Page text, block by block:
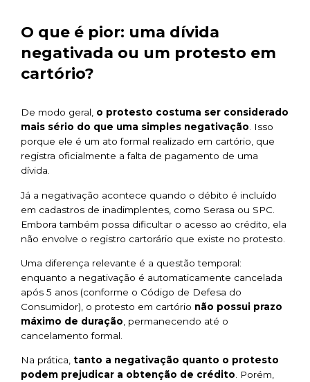
O que é pior: uma dívida
negativada ou um protesto em
cartório?
De modo geral, o protesto costuma ser considerado
mais sério do que uma simples negativação . Isso
porque ele é um ato formal realizado em cartório, que
registra oficialmente a falta de pagamento de uma
dívida.
Já a negativação acontece quando o débito é incluído
em cadastros de inadimplentes, como Serasa ou SPC.
Embora também possa dificultar o acesso ao crédito, ela
não envolve o registro cartorário que existe no protesto.
Uma diferença relevante é a questão temporal:
enquanto a negativação é automaticamente cancelada
após 5 anos (conforme o Código de Defesa do
Consumidor), o protesto em cartório não possui prazo
máximo de duração , permanecendo até o
cancelamento formal.
Na prática, tanto a negativação quanto o protesto
podem prejudicar a obtenção de crédito. Porém,